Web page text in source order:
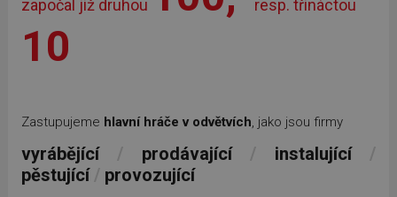
započal již druhou resp. třináctou
10
Zastupujeme hlavní hráče v odvětvích , jako jsou firmy
vyrábějící prodávající instalující
pěstující
provozující